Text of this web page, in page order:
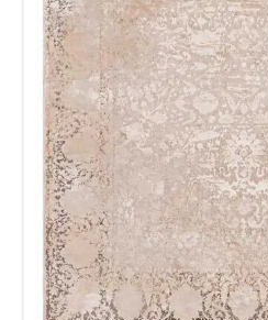
Nombre y apellido*
Teléfono
Correo electronico